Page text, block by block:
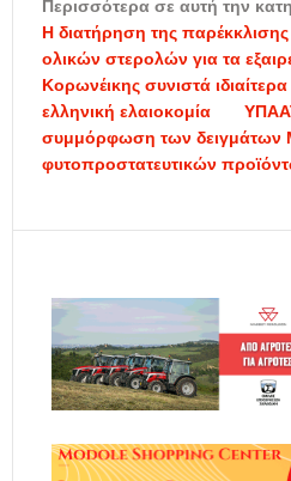
Περισσότερα σε αυτή την
Η διατήρηση της
ολικών στερολών για τα
Κορωνέικης συνιστά ιδιαίτερα
ελληνική ελαιοκομία
συμμόρφωση των δειγμάτων
φυτοπροστατευτικών